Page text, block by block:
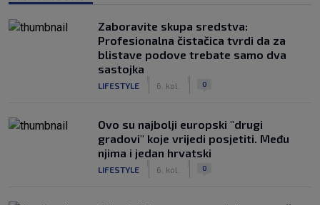
Zaboravite skupa sredstva:
Profesionalna čistačica tvrdi da za
blistave podove trebate samo dva
sastojka
LIFESTYLE 6. kol. 0
Ovo su najbolji europski "drugi
gradovi" koje vrijedi posjetiti. Među
njima i jedan hrvatski
LIFESTYLE 6. kol. 0